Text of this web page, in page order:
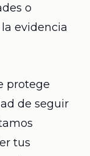
o
evidencia
protege
de seguir
tus